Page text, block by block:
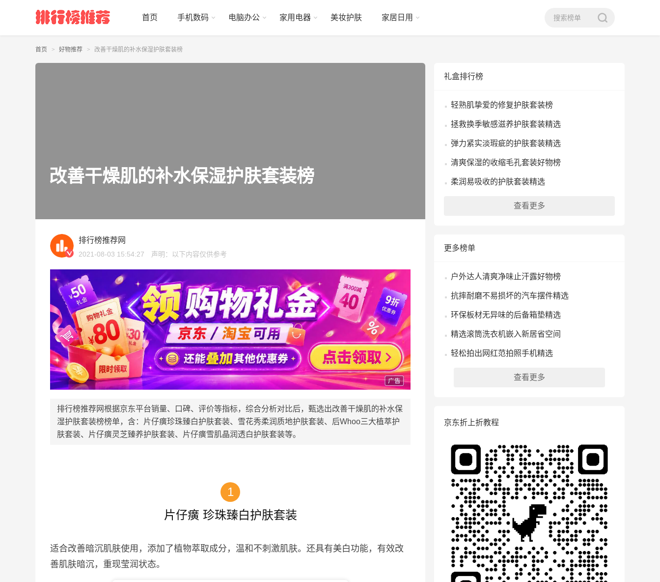
首页 手机数码 电脑办公 家用电器 美妆护肤 家居日用
首页 好物推荐 改善干燥肌的补水保湿护肤套装榜
改善干燥肌的补水保湿护肤套装榜
排行榜推荐网
2021-08-03 15:54:27 声明：以下内容仅供参考
排行榜推荐网根据京东平台销量、口碑、评价等指标，综合分析对比后，甄选出改善干燥肌的补水保
湿护肤套装榜榜单，含：片仔癀珍珠臻白护肤套装、雪花秀柔润质地护肤套装、后Whoo三大植萃护
肤套装、片仔癀灵芝臻养护肤套装、片仔癀雪肌晶润透白护肤套装等。
1
片仔癀 珍珠臻白护肤套装
适合改善暗沉肌肤使用，添加了植物萃取成分，温和不刺激肌肤。还具有美白功能，有效改
善肌肤暗沉，重现莹润状态。
礼盒排行榜
轻熟肌挚爱的修复护肤套装榜
拯救换季敏感滋养护肤套装精选
弹力紧实淡瑕疵的护肤套装精选
清爽保湿的收缩毛孔套装好物榜
柔润易吸收的护肤套装精选
查看更多
更多榜单
户外达人清爽净味止汗露好物榜
抗摔耐磨不易损坏的汽车摆件精选
环保板材无异味的后备箱垫精选
精选滚筒洗衣机嵌入新居省空间
轻松拍出网红范拍照手机精选
查看更多
京东折上折教程